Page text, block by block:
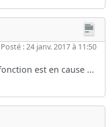
Posté : 24 janv. 2017 à 11:50
est en cause ...